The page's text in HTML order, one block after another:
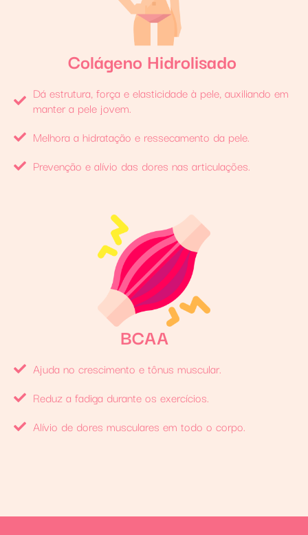
Colágeno Hidrolisado
Dá estrutura, força e elasticidade à pele, auxiliando em
manter a pele jovem.
Melhora a hidratação e ressecamento da pele.
Prevenção e alívio das dores nas articulações.
BCAA
Ajuda no crescimento e tônus muscular.
Reduz a fadiga durante os exercícios.
Alívio de dores musculares em todo o corpo.